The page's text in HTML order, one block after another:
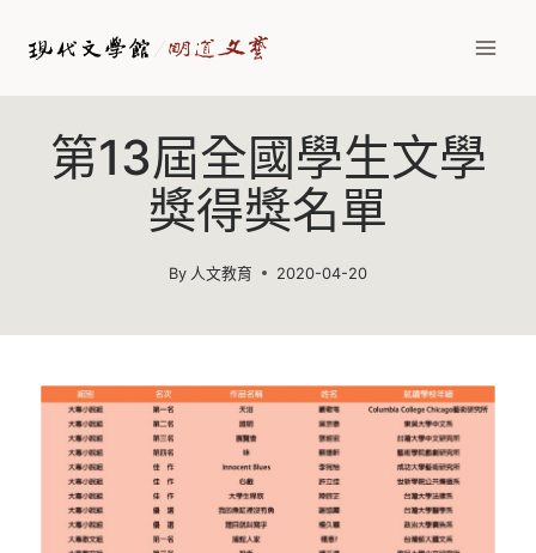
第13屆全國學生文學
獎得獎名單
By 人文教育 2020-04-20